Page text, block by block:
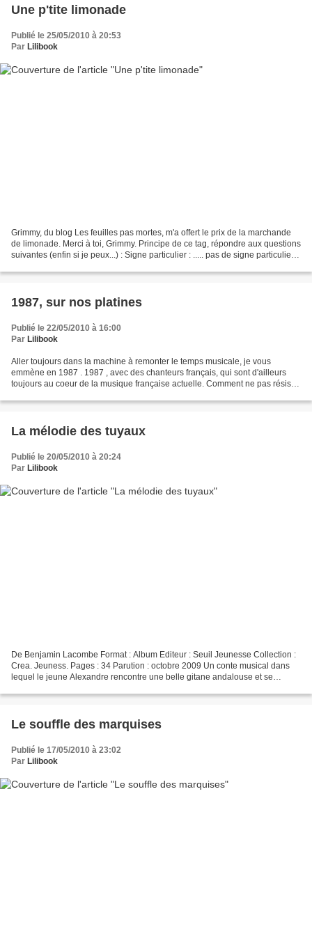
Une p'tite limonade
Publié le 25/05/2010 à 20:53
Par Lilibook
Grimmy, du blog Les feuilles pas mortes, m'a offert le prix de la marchande
de limonade. Merci à toi, Grimmy. Principe de ce tag, répondre aux questions
suivantes (enfin si je peux...) : Signe particulier : ..... pas de signe particulier,
1987, sur nos platines
Publié le 22/05/2010 à 16:00
Par Lilibook
Aller toujours dans la machine à remonter le temps musicale, je vous
emmène en 1987 . 1987 , avec des chanteurs français, qui sont d'ailleurs
toujours au coeur de la musique française actuelle. Comment ne pas résister
La mélodie des tuyaux
Publié le 20/05/2010 à 20:24
Par Lilibook
De Benjamin Lacombe Format : Album Editeur : Seuil Jeunesse Collection :
Crea. Jeuness. Pages : 34 Parution : octobre 2009 Un conte musical dans
lequel le jeune Alexandre rencontre une belle gitane andalouse et se
Le souffle des marquises
Publié le 17/05/2010 à 23:02
Par Lilibook